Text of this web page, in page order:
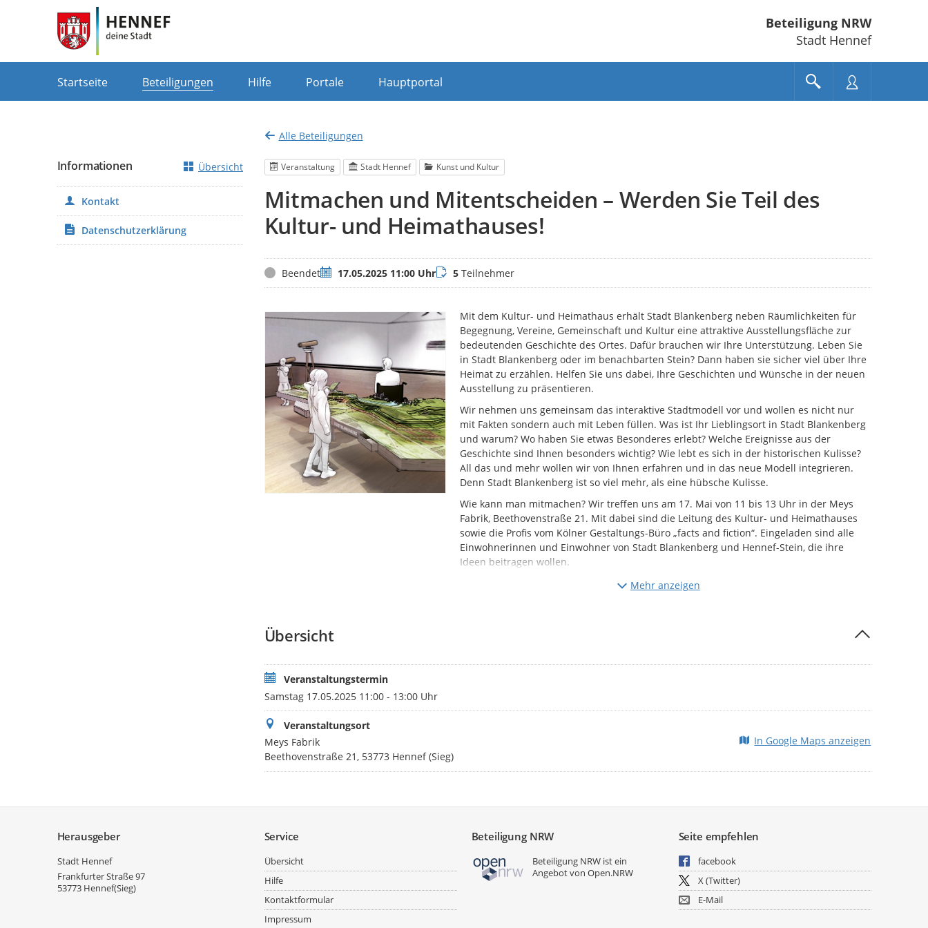
Beteiligung NRW
Stadt Hennef
Startseite Beteiligungen Hilfe Portale Hauptportal
Alle Beteiligungen
Veranstaltung Stadt Hennef Kunst und Kultur
Mitmachen und Mitentscheiden – Werden Sie Teil des
Kultur- und Heimathauses!
StatusBeendetTermin17.05.2025 11:00 UhrTeilnehmer
5Teilnehmer
Mit dem Kultur- und Heimathaus erhält Stadt Blankenberg neben Räumlichkeiten für
Begegnung, Vereine, Gemeinschaft und Kultur eine attraktive Ausstellungsfläche zur
bedeutenden Geschichte des Ortes. Dafür brauchen wir Ihre Unterstützung. Leben Sie
in Stadt Blankenberg oder im benachbarten Stein? Dann haben sie sicher viel über Ihre
Heimat zu erzählen. Helfen Sie uns dabei, Ihre Geschichten und Wünsche in der neuen
Ausstellung zu präsentieren.
Wir nehmen uns gemeinsam das interaktive Stadtmodell vor und wollen es nicht nur
mit Fakten sondern auch mit Leben füllen. Was ist Ihr Lieblingsort in Stadt Blankenberg
und warum? Wo haben Sie etwas Besonderes erlebt? Welche Ereignisse aus der
Geschichte sind Ihnen besonders wichtig? Wie lebt es sich in der historischen Kulisse?
All das und mehr wollen wir von Ihnen erfahren und in das neue Modell integrieren.
Denn Stadt Blankenberg ist so viel mehr, als eine hübsche Kulisse.
Wie kann man mitmachen? Wir treffen uns am 17. Mai von 11 bis 13 Uhr in der Meys
Fabrik, Beethovenstraße 21. Mit dabei sind die Leitung des Kultur- und Heimathauses
sowie die Profis vom Kölner Gestaltungs-Büro „facts and fiction“. Eingeladen sind alle
Einwohnerinnen und Einwohner von Stadt Blankenberg und Hennef-Stein, die ihre
Ideen beitragen wollen.
Zur besseren Planbarkeit bitten wir um eine Anmeldung
Mehr anzeigen
Übersicht
Veranstaltungstermin
Samstag 17.05.2025 11:00 - 13:00 Uhr
Veranstaltungsort
Meys Fabrik
Beethovenstraße 21, 53773 Hennef (Sieg)
In Google Maps anzeigen
Informationen Übersicht
Kontakt
Datenschutzerklärung
Herausgeber
Stadt Hennef
Frankfurter Straße 97
53773 Hennef(Sieg)
Service
Übersicht
Hilfe
Kontaktformular
Impressum
Beteiligung NRW
Beteiligung NRW ist ein
Angebot vonOpen.NRW
Seite empfehlen
facebook
X (Twitter)
E-Mail